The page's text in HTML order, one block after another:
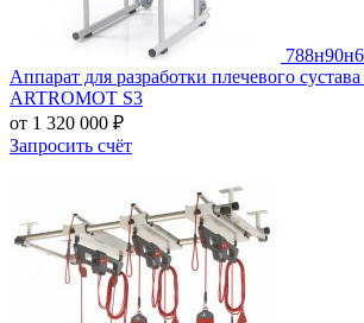
788н90н
Аппарат для разработки плечевого
ARTROMOT S3
от 1 320 000 ₽
Запросить счёт